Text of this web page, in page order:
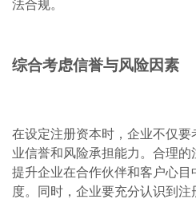
法合规。
综合考虑信誉与风险因素
在设定注册资本时，企业不仅
业信誉和风险承担能力。合理
提升企业在合作伙伴和客户心
度。同时，企业要充分认识到